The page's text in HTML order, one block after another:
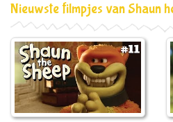
Nieuwste filmpjes van Shaun